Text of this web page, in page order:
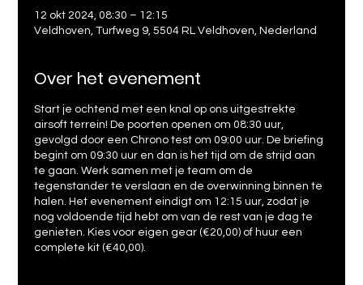
12 okt 2024, 08:30 – 12:15
Veldhoven, Turfweg 9, 5504 RL Veldhoven, Nederland
Over het evenement
Start je ochtend met een knal op ons uitgestrekte
airsoft terrein! De poorten openen om 08:30 uur,
gevolgd door een Chrono test om 09:00 uur. De briefing
begint om 09:30 uur en dan is het tijd om de strijd aan
te gaan. Werk samen met je team om de
tegenstander te verslaan en de overwinning binnen te
halen. Het evenement eindigt om 12:15 uur, zodat je
nog voldoende tijd hebt om van de rest van je dag te
genieten. Kies voor eigen gear (€20,00) of huur een
complete kit (€40,00).